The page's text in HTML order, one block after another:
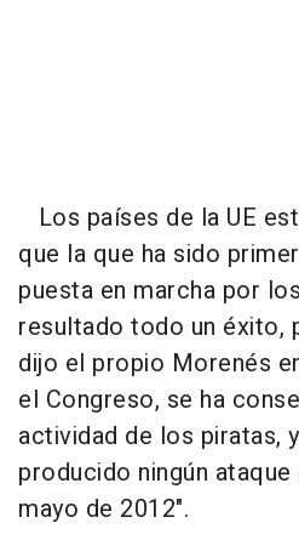
Los países de la UE
que la que ha sido
puesta en marcha por
resultado todo un éxito,
dijo el propio Morenés
el Congreso, se ha
actividad de los piratas,
producido ningún
mayo de 2012".